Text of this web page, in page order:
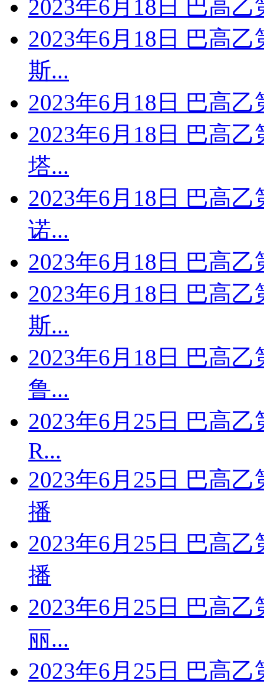
2023年6月18日 巴高
2023年6月18日 巴高
斯...
2023年6月18日 巴高
2023年6月18日 巴高
塔...
2023年6月18日 巴高
诺...
2023年6月18日 巴高
2023年6月18日 巴高
斯...
2023年6月18日 巴高
鲁...
2023年6月25日 巴高
R...
2023年6月25日 巴高
播
2023年6月25日 巴高
播
2023年6月25日 巴高
丽...
2023年6月25日 巴高